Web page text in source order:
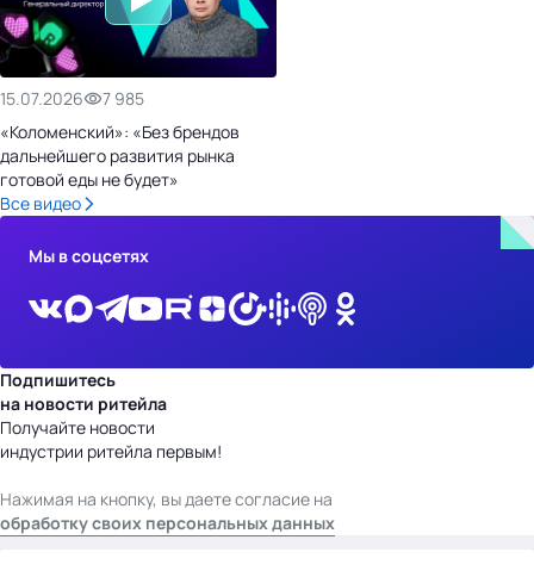
15.07.2026
7 985
«Коломенский»: «Без брендов
дальнейшего развития рынка
готовой еды не будет»
Все видео
Мы в соцсетях
Подпишитесь
на новости ритейла
Получайте новости
индустрии ритейла первым!
Нажимая на кнопку, вы даете согласие на
обработку своих персональных данных